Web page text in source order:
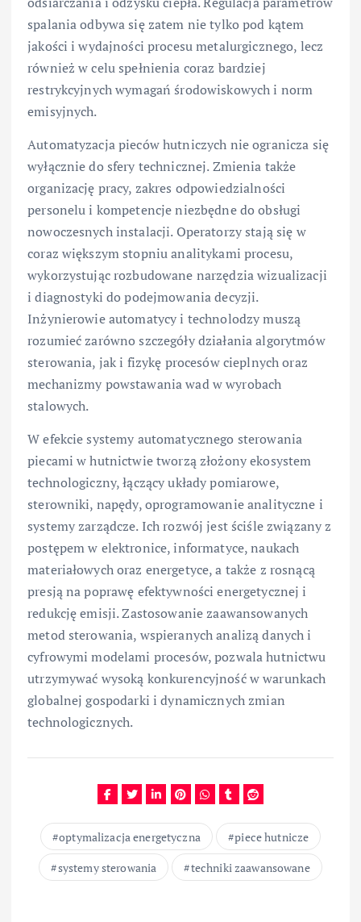
spalania odbywa się zatem nie tylko pod kątem
jakości i wydajności procesu metalurgicznego, lecz
również w celu spełnienia coraz bardziej
restrykcyjnych wymagań środowiskowych i norm
emisyjnych.
Automatyzacja pieców hutniczych nie ogranicza się
wyłącznie do sfery technicznej. Zmienia także
organizację pracy, zakres odpowiedzialności
personelu i kompetencje niezbędne do obsługi
nowoczesnych instalacji. Operatorzy stają się w
coraz większym stopniu analitykami procesu,
wykorzystując rozbudowane narzędzia wizualizacji
i diagnostyki do podejmowania decyzji.
Inżynierowie automatycy i technolodzy muszą
rozumieć zarówno szczegóły działania algorytmów
sterowania, jak i fizykę procesów cieplnych oraz
mechanizmy powstawania wad w wyrobach
stalowych.
W efekcie systemy automatycznego sterowania
piecami w hutnictwie tworzą złożony ekosystem
technologiczny, łączący układy pomiarowe,
sterowniki, napędy, oprogramowanie analityczne i
systemy zarządcze. Ich rozwój jest ściśle związany z
postępem w elektronice, informatyce, naukach
materiałowych oraz energetyce, a także z rosnącą
presją na poprawę efektywności energetycznej i
redukcję emisji. Zastosowanie zaawansowanych
metod sterowania, wspieranych analizą danych i
cyfrowymi modelami procesów, pozwala hutnictwu
utrzymywać wysoką konkurencyjność w warunkach
globalnej gospodarki i dynamicznych zmian
technologicznych.
optymalizacja energetyczna
piece hutnicze
systemy sterowania
techniki zaawansowane